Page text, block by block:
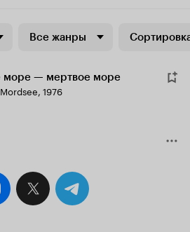
Все жанры
море — мертвое море
, 1976